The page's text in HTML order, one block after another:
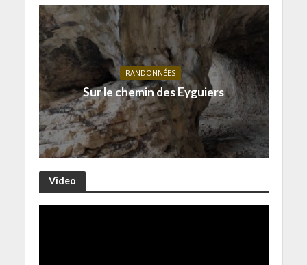
RANDONNÉES
Sur le chemin des Eyguiers
Video